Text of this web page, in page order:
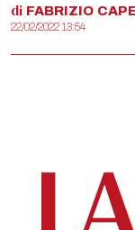
di FABRIZIO
22/02/2022 13:54